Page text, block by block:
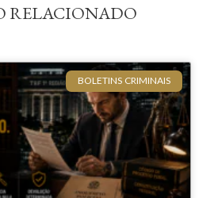
RELACIONADO
BOLETINS CRIMINAIS